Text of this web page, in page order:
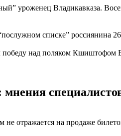
уроженец Владикавказа.
списке” россиянина
над поляком Кшиштофом
отражается на продаже